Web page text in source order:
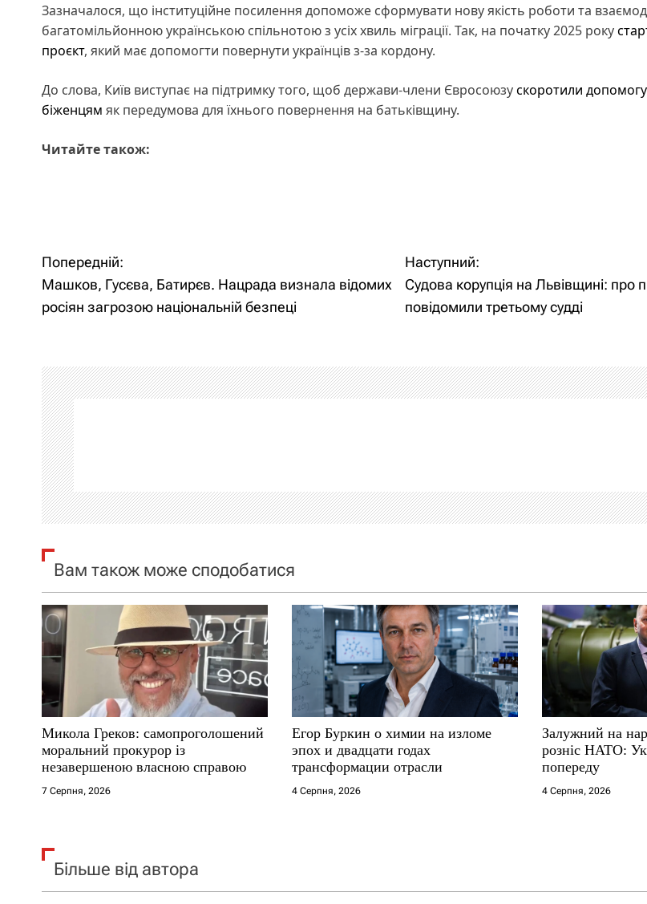
Зазначалося, що інституційне посилення допоможе сформувати нову якість роботи та
багатомільйонною українською спільнотою з усіх хвиль міграції. Так, на початку 2025 року
проєкт, який має допомогти повернути українців з-за кордону.
До слова, Київ виступає на підтримку того, щоб держави-члени Євросоюзускоротили
біженцям як передумова для їхнього повернення на батьківщину.
Читайте також:
Н
а
і
г
а
ц
і
я
а
п
и
с
і
в
Попередній:
Машков, Гусєва, Батирєв. Нацрада визнала відомих
росіян загрозою національній безпеці
Наступний:
Судова корупція на Львівщині: про
повідомили третьому судді
Вам також може сподобатися
Микола Греков: самопроголошений
моральний прокурор із
незавершеною власною справою
7 Серпня, 2026
Егор Буркин о химии на изломе
эпох и двадцати годах
трансформации отрасли
4 Серпня, 2026
Залужний на
розніс НАТО:
попереду
4 Серпня, 2026
Більше від автора